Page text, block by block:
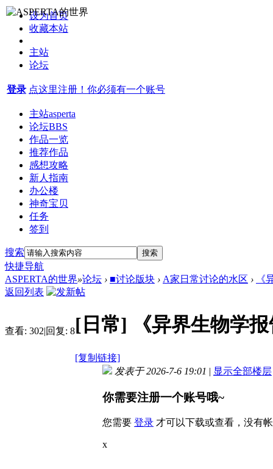
设为首页
收藏本站
主站
论坛
登录 点这里注册！你必须有一个账号
主站asperta
论坛BBS
作品一览
推荐作品
感想攻略
新人指南
办公楼
神奇宝贝
任务
签到
搜索 搜索
快捷导航
ASPERTA的世界»论坛 › ■讨论版块 › A家日常讨论的水区 ›
《
返回列表
查看: 302|回复: 8[日常] 《异界生物学
[复制链接]
发表于 2026-7-6 19:01 | 显示全部楼层
你需要注册一个账号哦~
您需要 登录 才可以下载或查看，没有
x